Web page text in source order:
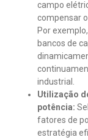
campo
compensar
Por
bancos de
industrial.
Utilização
potência:
fatores de
estratégia